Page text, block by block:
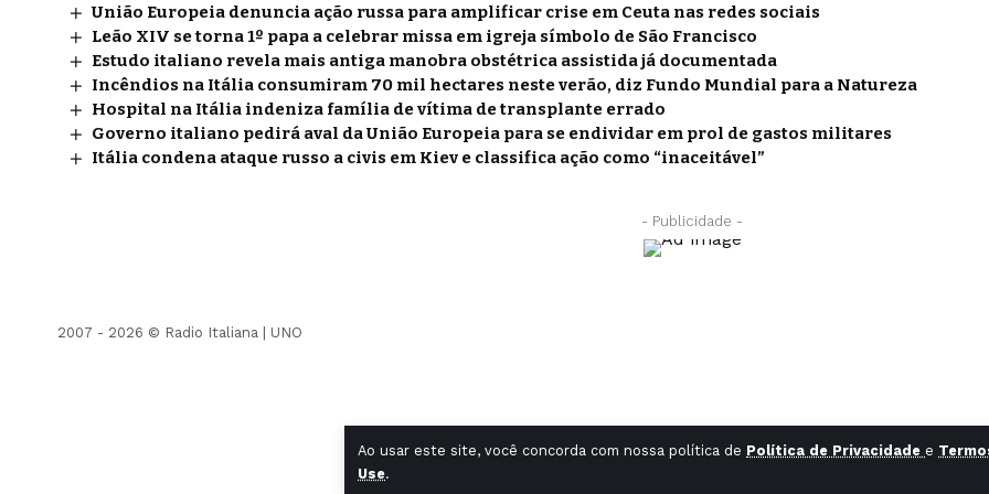
Ao usar este site, você concorda com nossa política de Política de Privacidade e
Use.
União Europeia denuncia ação russa para amplificar crise em Ceuta nas redes sociais
Leão XIV se torna 1º papa a celebrar missa em igreja símbolo de São Francisco
Estudo italiano revela mais antiga manobra obstétrica assistida já documentada
Incêndios na Itália consumiram 70 mil hectares neste verão, diz Fundo Mundial para a Natureza
Hospital na Itália indeniza família de vítima de transplante errado
Governo italiano pedirá aval da União Europeia para se endividar em prol de gastos militares
Itália condena ataque russo a civis em Kiev e classifica ação como “inaceitável”
- Publicidade -
2007 - 2026 © Radio Italiana | UNO